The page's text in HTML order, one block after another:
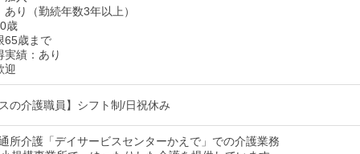
り（勤続年数3年以上）
歳
65歳まで
実績：あり
迎
の介護職員】シフト制/日祝休み
所介護「デイサービスセンターかえで」での介護業務